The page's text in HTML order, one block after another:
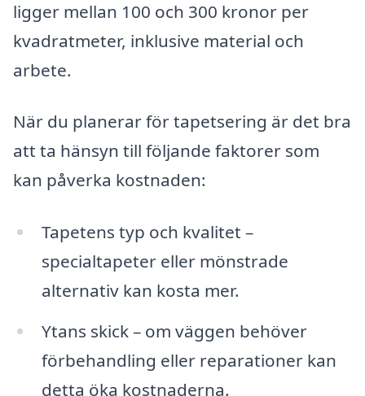
ligger mellan 100 och 300 kronor per
kvadratmeter, inklusive material och
arbete.
När du planerar för tapetsering är det bra
att ta hänsyn till följande faktorer som
kan påverka kostnaden:
Tapetens typ och kvalitet –
specialtapeter eller mönstrade
alternativ kan kosta mer.
Ytans skick – om väggen behöver
förbehandling eller reparationer kan
detta öka kostnaderna.